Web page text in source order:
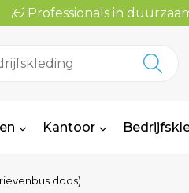
Professionals in
Kantoor
doos)